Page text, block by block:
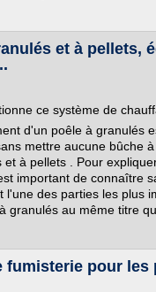
et à pellets,
ce système de
d'un poêle à granulés
mettre aucune bûche
et à pellets . Pour
important de connaître
l'une des parties les plus
granulés au même titre
fumisterie pour les